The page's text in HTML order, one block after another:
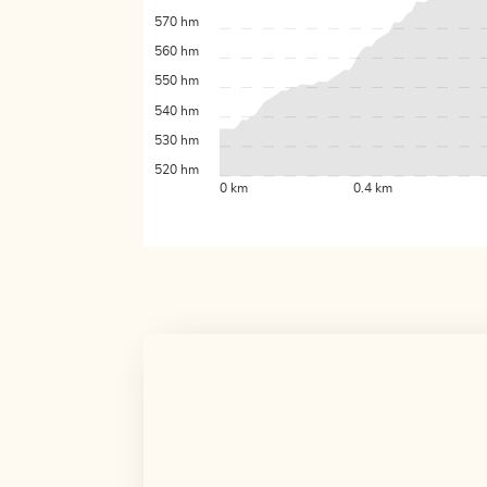
0 km 0.4 km
520 hm
530 hm
540 hm
550 hm
560 hm
570 hm